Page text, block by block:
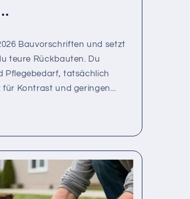
Bauvorschriften und setzt
teure Rückbauten. Du
Pflegebedarf, tatsächlich
Kontrast und geringen...